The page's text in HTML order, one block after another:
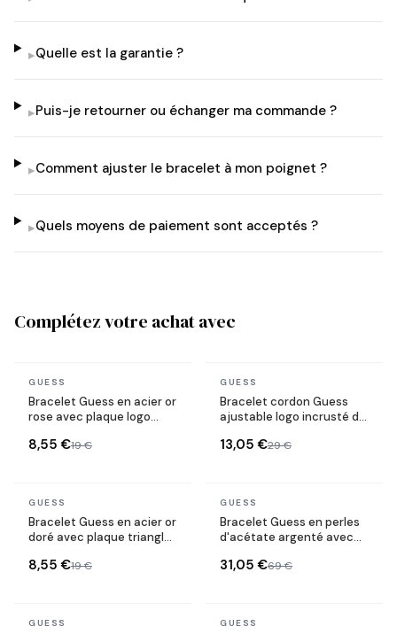
▸Quelle est la garantie ?
▸Puis-je retourner ou échanger ma commande ?
▸Comment ajuster le bracelet à mon poignet ?
▸Quels moyens de paiement sont acceptés ?
Complétez votre achat avec
En stock
GUESS
Bracelet Guess en acier or
rose avec plaque logo
8,55 €19 €
En stock
GUESS
Bracelet cordon Guess
ajustable logo incrusté de
13,05 €29 €
En stock
GUESS
Bracelet Guess en acier or
doré avec plaque triangle
8,55 €19 €
En stock
GUESS
Bracelet Guess en perles
d'acétate argenté avec
31,05 €69 €
En stock
GUESS En stock
GUESS